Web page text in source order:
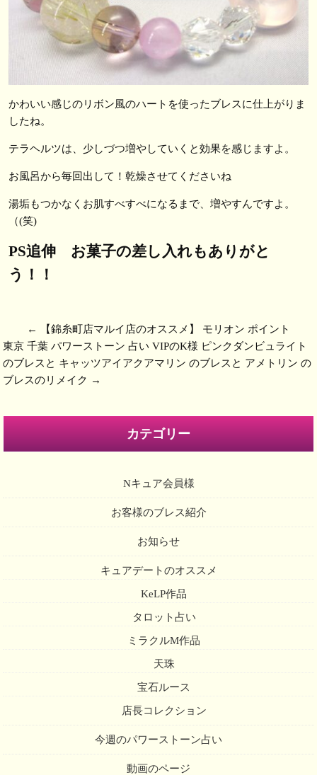
かわいい感じのリボン風のハートを使ったブレスに仕上がりま
したね。
テラヘルツは、少しづつ増やしていくと効果を感じますよ。
お風呂から毎回出して！乾燥させてくださいね
湯垢もつかなくお肌すべすべになるまで、増やすんですよ。
（(笑)
PS追伸 お菓子の差し入れもありがと
う！！
←
【錦糸町店マルイ店のオススメ】 モリオン ポイント
東京 千葉 パワーストーン 占い VIPのK様 ピンクダンビュライト
のブレスと キャッツアイアクアマリン のブレスと アメトリン の
ブレスのリメイク →
カテゴリー
Nキュア会員様
お客様のブレス紹介
お知らせ
キュアデートのオススメ
KeLP作品
タロット占い
ミラクルM作品
天珠
宝石ルース
店長コレクション
今週のパワーストーン占い
動画のページ